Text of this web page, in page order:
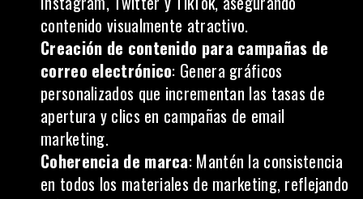
contenido visualmente atractivo.
Creación de contenido para campañas de
correo electrónico: Genera gráficos
personalizados que incrementan las tasas de
apertura y clics en campañas de email
marketing.
Coherencia de marca: Mantén la consistencia
en todos los materiales de marketing, reflejando